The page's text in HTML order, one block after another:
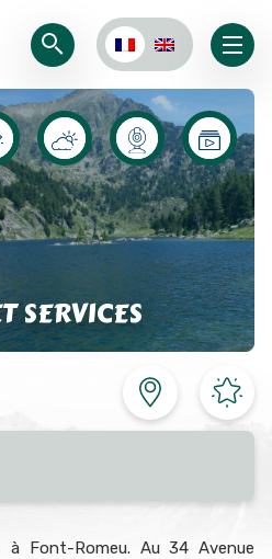
SERVICES
à Font-Romeu. Au 34 Avenue